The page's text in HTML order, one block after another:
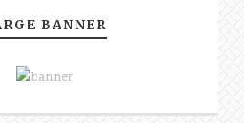
BANNER